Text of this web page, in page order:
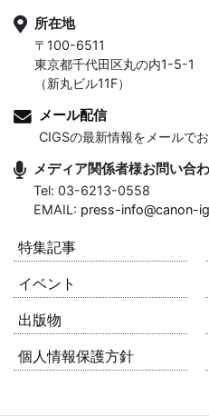
所在地
〒100-6511
東京都千代田区丸の内1-5-1
（新丸ビル11F）
メール配信
CIGSの最新情報をメールでお
メディア関係者様お問い合
Tel: 03-6213-0558
EMAIL: press-info@canon-
特集記事
イベント
出版物
個人情報保護方針